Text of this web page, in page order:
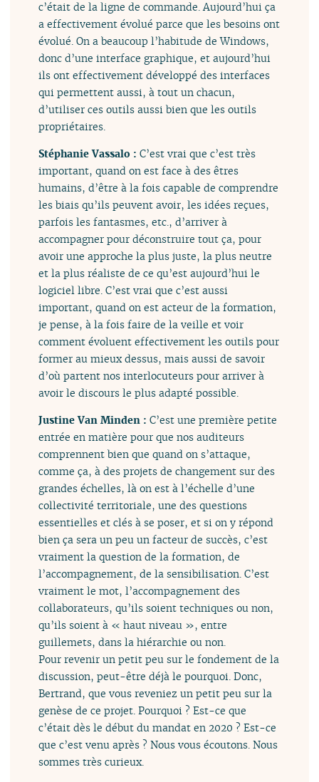
c’était de la ligne de commande. Aujourd’hui ça
a effectivement évolué parce que les besoins ont
évolué. On a beaucoup l’habitude de Windows,
donc d’une interface graphique, et aujourd’hui
ils ont effectivement développé des interfaces
qui permettent aussi, à tout un chacun,
d’utiliser ces outils aussi bien que les outils
propriétaires.
Stéphanie Vassalo :C’est vrai que c’est très
important, quand on est face à des êtres
humains, d’être à la fois capable de comprendre
les biais qu’ils peuvent avoir, les idées reçues,
parfois les fantasmes, etc., d’arriver à
accompagner pour déconstruire tout ça, pour
avoir une approche la plus juste, la plus neutre
et la plus réaliste de ce qu’est aujourd’hui le
logiciel libre. C’est vrai que c’est aussi
important, quand on est acteur de la formation,
je pense, à la fois faire de la veille et voir
comment évoluent effectivement les outils pour
former au mieux dessus, mais aussi de savoir
d’où partent nos interlocuteurs pour arriver à
avoir le discours le plus adapté possible.
Justine Van Minden :C’est une première petite
entrée en matière pour que nos auditeurs
comprennent bien que quand on s’attaque,
comme ça, à des projets de changement sur des
grandes échelles, là on est à l’échelle d’une
collectivité territoriale, une des questions
essentielles et clés à se poser, et si on y répond
bien ça sera un peu un facteur de succès, c’est
vraiment la question de la formation, de
l’accompagnement, de la sensibilisation. C’est
vraiment le mot, l’accompagnement des
collaborateurs, qu’ils soient techniques ou non,
qu’ils soient à « haut niveau », entre
guillemets, dans la hiérarchie ou non.
Pour revenir un petit peu sur le fondement de la
discussion, peut-être déjà le pourquoi. Donc,
Bertrand, que vous reveniez un petit peu sur la
genèse de ce projet. Pourquoi ? Est-ce que
c’était dès le début du mandat en 2020 ? Est-ce
que c’est venu après ? Nous vous écoutons. Nous
sommes très curieux.